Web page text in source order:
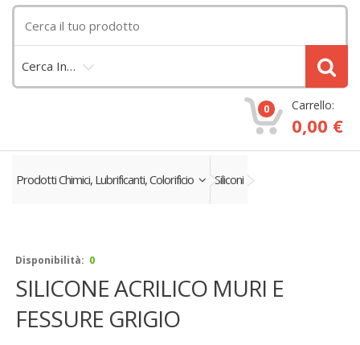
Cerca In…
0 Carrello:
0,00 €
Prodotti Chimici, Lubrificanti, Colorificio Siliconi
Disponibilità: 0
SILICONE ACRILICO MURI E
FESSURE GRIGIO